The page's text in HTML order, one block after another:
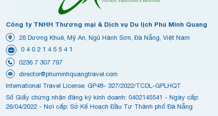
Công ty TNHH Thương mại & Dịch vụ Du lịch Phú Minh Quang
26 Dương Khuê, Mỹ An, Ngũ Hành Sơn, Đà Nẵng, Việt Nam
0 4 0 2 1 4 5 5 4 1
0236 7 307 797
director@phuminhquangtravel.com
International Travel License: GP48- 327/2022/TCDL-GPLHQT
Số Giấy chứng nhận đăng ký kinh doanh: 0402145541 - Ngày cấp:
26/04/2022 - Nơi cấp: Sở Kế Hoạch Đầu Tư Thành phố Đà Nẵng